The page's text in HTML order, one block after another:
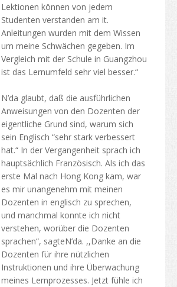
Lektionen können von jedem
Studenten verstanden am it.
Anleitungen wurden mit dem Wissen
um meine Schwächen gegeben. Im
Vergleich mit der Schule in Guangzhou
ist das Lernumfeld sehr viel besser.“
N’da glaubt, daß die ausführlichen
Anweisungen von den Dozenten der
eigentliche Grund sind, warum sich
sein Englisch “sehr stark verbessert
hat.“ In der Vergangenheit sprach ich
hauptsächlich Französisch. Als ich das
erste Mal nach Hong Kong kam, war
es mir unangenehm mit meinen
Dozenten in englisch zu sprechen,
und manchmal konnte ich nicht
verstehen, worüber die Dozenten
sprachen“, sagteN’da. ,,Danke an die
Dozenten für ihre nützlichen
Instruktionen und ihre Überwachung
meines Lernprozesses. Jetzt fühle ich